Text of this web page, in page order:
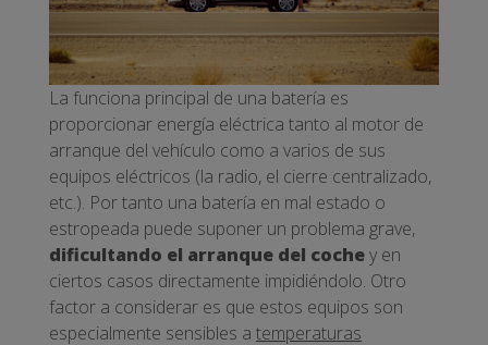
La funciona principal de una batería es
proporcionar energía eléctrica tanto al motor de
arranque del vehículo como a varios de sus
equipos eléctricos (la radio, el cierre centralizado,
etc.). Por tanto una batería en mal estado o
estropeada puede suponer un problema grave,
dificultando el arranque del cochey en
ciertos casos directamente impidiéndolo. Otro
factor a considerar es que estos equipos son
especialmente sensibles a temperaturas